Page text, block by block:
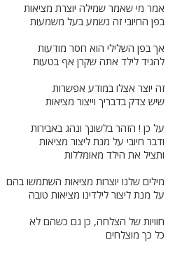
אמר מי שאמר שמילה יוצרת מציאות
בפן החיובי זה נשמע בעל משמעות
אך בפן השלילי הוא חסר מודעות
להגיד לילד אתה שקרן אף בטעות
זה יוצר אצלו במודע אפשרות
שיש צדק בדבריך וייצור מציאות
על כן ! הזהר בלשונך ונהג באבירות
ודבר חיובי על מנת ליצור מציאות
ותציל את הילד מאומללות
מילים שלנו יוצרות מציאות השתמשו בהם
על מנת ליצור לילדינו מציאות טובה
חוויות של הצלחה, כן גם כשהם לא
כל כך מוצלחים